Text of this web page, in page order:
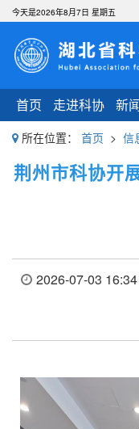
首页 走进科协 新
今天是2026年8月7日 星期五
所在位置： 首页 > 信
荆州市科协开
2026-07-03 16:34